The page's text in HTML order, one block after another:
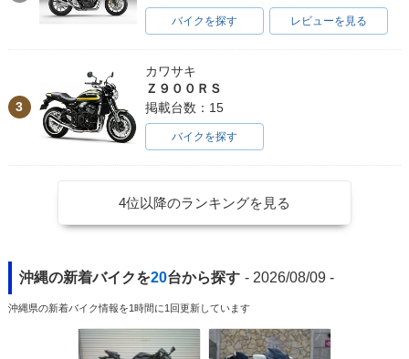
バイクを探す レビューを見る
3
カワサキ
Ｚ９００ＲＳ
掲載台数：15
バイクを探す
4位以降のランキングを見る
沖縄の新着バイクを20台から探す - 2026/08/09 -
沖縄県の新着バイク情報を1時間に1回更新しています